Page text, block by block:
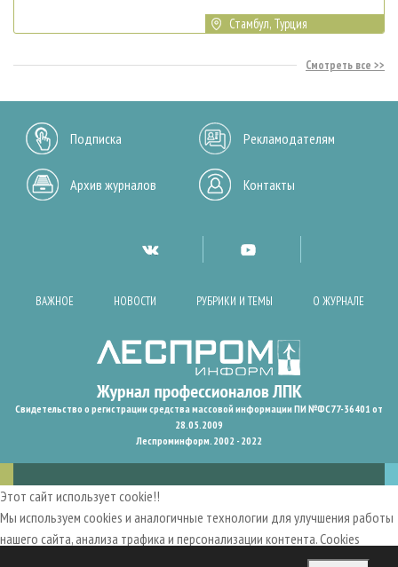
Стамбул, Турция
Смотреть все
Подписка Рекламодателям
Архив журналов Контакты
ВАЖНОЕ НОВОСТИ РУБРИКИ И ТЕМЫ О ЖУРНАЛЕ
Свидетельство о регистрации средства массовой информации ПИ №ФС77-36401 от
28.05.2009
Леспроминформ. 2002 - 2022
Этот сайт использует cookie!!
Мы используем cookies и аналогичные технологии для улучшения работы
нашего сайта, анализа трафика и персонализации контента. Cookies